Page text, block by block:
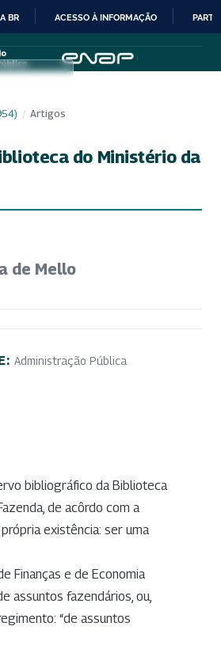
IR
PARA
CONTEÚDO
BR ACESSO À INFORMAÇÃO
/ Artigos
do Ministério da
de Mello
Administração Pública
bibliográfico da Biblioteca
de acôrdo com a
existência: ser uma
Finanças e de Economia
assuntos fazendários, ou,
“de assuntos